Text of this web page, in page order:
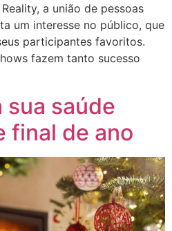
a união de pessoas
um interesse no público, que
participantes favoritos.
fazem tanto sucesso
sua saúde
final de ano